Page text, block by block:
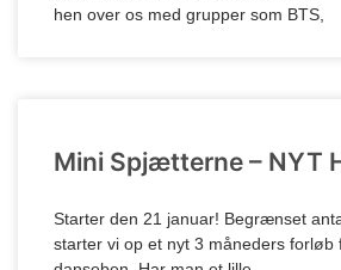
hen over os med grupper som BTS,
Mini Spjætterne – NYT
Starter den 21 januar! Begrænset
starter vi op et nyt 3 måneders forløb